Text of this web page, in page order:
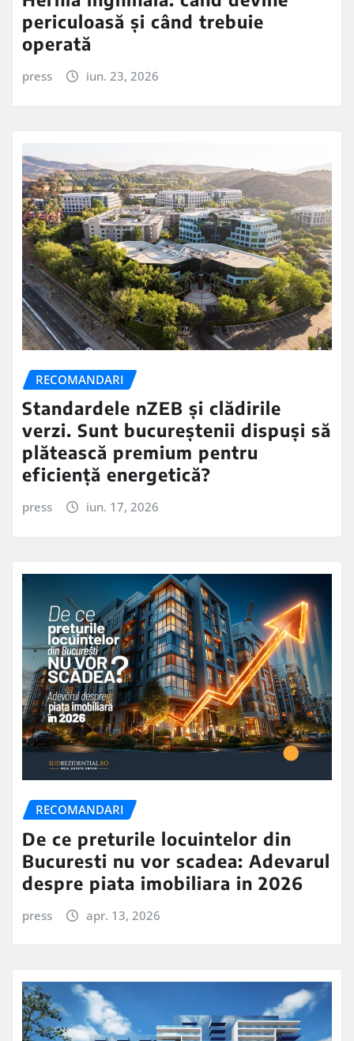
periculoasă și când trebuie
operată
press iun. 23, 2026
RECOMANDARI
Standardele nZEB și clădirile
verzi. Sunt bucureștenii dispuși să
plătească premium pentru
eficiență energetică?
press iun. 17, 2026
RECOMANDARI
De ce preturile locuintelor din
Bucuresti nu vor scadea: Adevarul
despre piata imobiliara in 2026
press apr. 13, 2026